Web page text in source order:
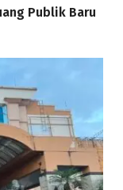
Publik Baru